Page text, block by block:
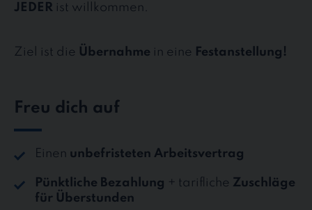
JEDER ist willkommen.
Ziel ist die Übernahme in eine Festanstellung!
Freu dich auf
Einen unbefristeten Arbeitsvertrag
Pünktliche Bezahlung + tarifliche Zuschläge
für Überstunden